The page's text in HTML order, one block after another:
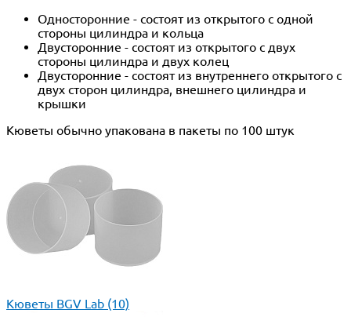
Односторонние - состоят из открытого с одной
стороны цилиндра и кольца
Двусторонние - состоят из открытого с двух
стороны цилиндра и двух колец
Двусторонние - состоят из внутреннего открытого с
двух сторон цилиндра, внешнего цилиндра и
крышки
Кюветы обычно упакована в пакеты по 100 штук
Кюветы BGV Lab (10)